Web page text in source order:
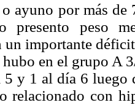
o ayuno por más
presento peso
un importante
hubo en el grupo A
5 y 1 al día 6 luego
relacionado con